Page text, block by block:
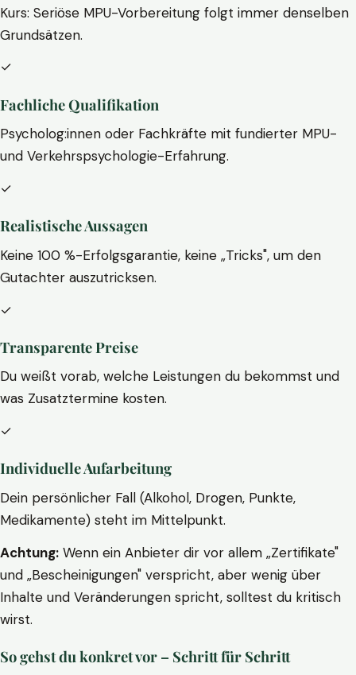
Kurs: Seriöse MPU-Vorbereitung folgt immer denselben
Grundsätzen.
✓
Fachliche Qualifikation
Psycholog:innen oder Fachkräfte mit fundierter MPU-
und Verkehrspsychologie-Erfahrung.
✓
Realistische Aussagen
Keine 100 %-Erfolgsgarantie, keine „Tricks", um den
Gutachter auszutricksen.
✓
Transparente Preise
Du weißt vorab, welche Leistungen du bekommst und
was Zusatztermine kosten.
✓
Individuelle Aufarbeitung
Dein persönlicher Fall (Alkohol, Drogen, Punkte,
Medikamente) steht im Mittelpunkt.
Achtung: Wenn ein Anbieter dir vor allem „Zertifikate"
und „Bescheinigungen" verspricht, aber wenig über
Inhalte und Veränderungen spricht, solltest du kritisch
wirst.
So gehst du konkret vor – Schritt für Schritt